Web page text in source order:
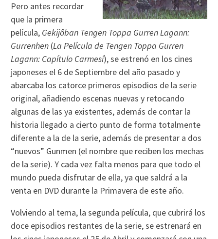
Pero antes recordar
que la primera
película, Gekijôban Tengen Toppa Gurren Lagann:
Gurrenhen (La Película de Tengen Toppa Gurren
Lagann: Capítulo Carmesí), se estrenó en los cines
japoneses el 6 de Septiembre del año pasado y
abarcaba los catorce primeros episodios de la serie
original, añadiendo escenas nuevas y retocando
algunas de las ya existentes, además de contar la
historia llegado a cierto punto de forma totalmente
diferente a la de la serie, además de presentar a dos
“nuevos” Gunmen (el nombre que reciben los mechas
de la serie). Y cada vez falta menos para que todo el
mundo pueda disfrutar de ella, ya que saldrá a la
venta en DVD durante la Primavera de este año.
Volviendo al tema, la segunda película, que cubrirá los
doce episodios restantes de la serie, se estrenará en